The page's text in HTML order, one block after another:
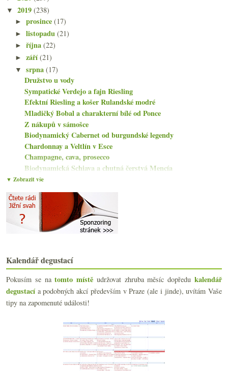
▼ 2019 (238)
►prosince(17)
►listopadu(21)
►října(22)
►září(21)
▼srpna(17)
Družstvo u vody
Sympatické Verdejo a fajn Riesling
Efektní Riesling a košer Rulandské modré
Mladičký Bobal a charakterní bílé od Ponce
Z nákupů v sámošce
Biodynamický Cabernet od burgundské legendy
Chardonnay a Veltlín v Esce
Champagne, cava, prosecco
Biodynamická Schiava a chutná čerstvá Mencía
Kdy v restauraci vrátit víno?
Parádní nefortifikované bílé z Jerezu
Výborná Rioja a skvělé i špatné naturální bubliny
Lehkonohé seriózní horské Nebbiolo
Čtyři výtečná Champagne nejen na léto
Třikrát Mencía od Bodegas Pittacum
Stará škola Prosecca
►července(18)
►června(20)
►května(21)
►dubna(20)
▼ Zobrazit vše
Kalendář degustací
Pokusím se natomto místě udržovat zhruba měsíc dopředukalendář
degustacía podobných akcí především v Praze (ale i jinde), uvítám Vaše
tipy na zapomenuté události!